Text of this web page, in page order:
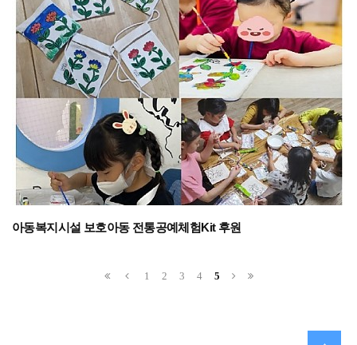
아동복지시설 보호아동 전통공예체험Kit 후원
1 2 3 4 5